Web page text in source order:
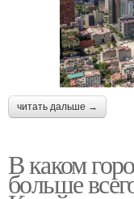
читать дальше →
В каком
больше